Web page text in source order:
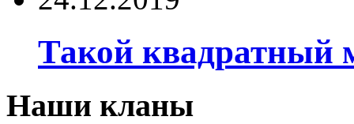
Такой квадратный
Наши кланы